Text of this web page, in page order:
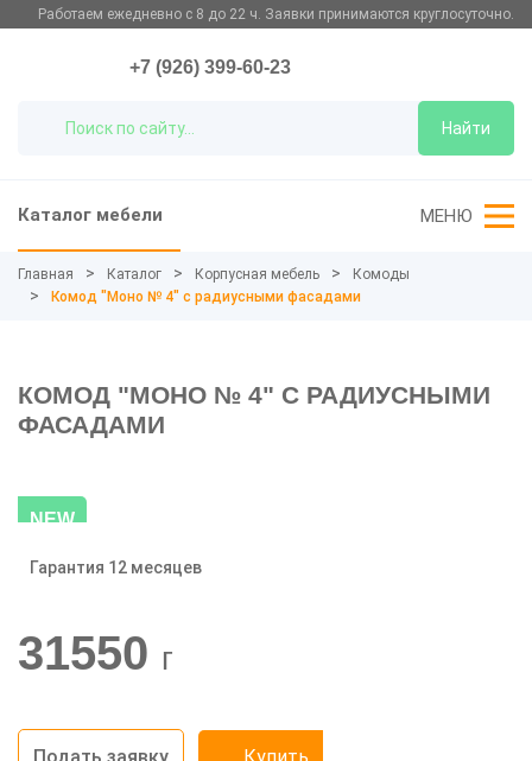
Работаем ежедневно с 8 до 22 ч. Заявки принимаются круглосуточно.
Найти
+7 (926) 399-60-23
Каталог мебели МЕНЮ
Главная Каталог Корпусная мебель
Комоды
Комод "Моно № 4" с радиусными фасадами
КОМОД "МОНО № 4" С РАДИУСНЫМИ
ФАСАДАМИ
NEW
-20%
Гарантия 12 месяцев
31550 г